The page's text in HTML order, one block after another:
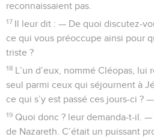
reconnaissaient pas.
17 Il leur dit : — De quoi discutez-
ce qui vous préoccupe ainsi pour
triste ?
18 L’un d’eux, nommé Cléopas,
seul parmi ceux qui séjournent à
ce qui s’y est passé ces jours-ci ? —
19 Quoi donc ? leur demanda-t-il.
de Nazareth. C’était un puissant